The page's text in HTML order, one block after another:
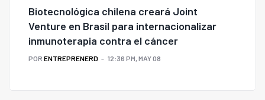
Biotecnológica chilena creará Joint
Venture en Brasil para internacionalizar
inmunoterapia contra el cáncer
POR ENTREPRENERD 12:36 PM, MAY 08